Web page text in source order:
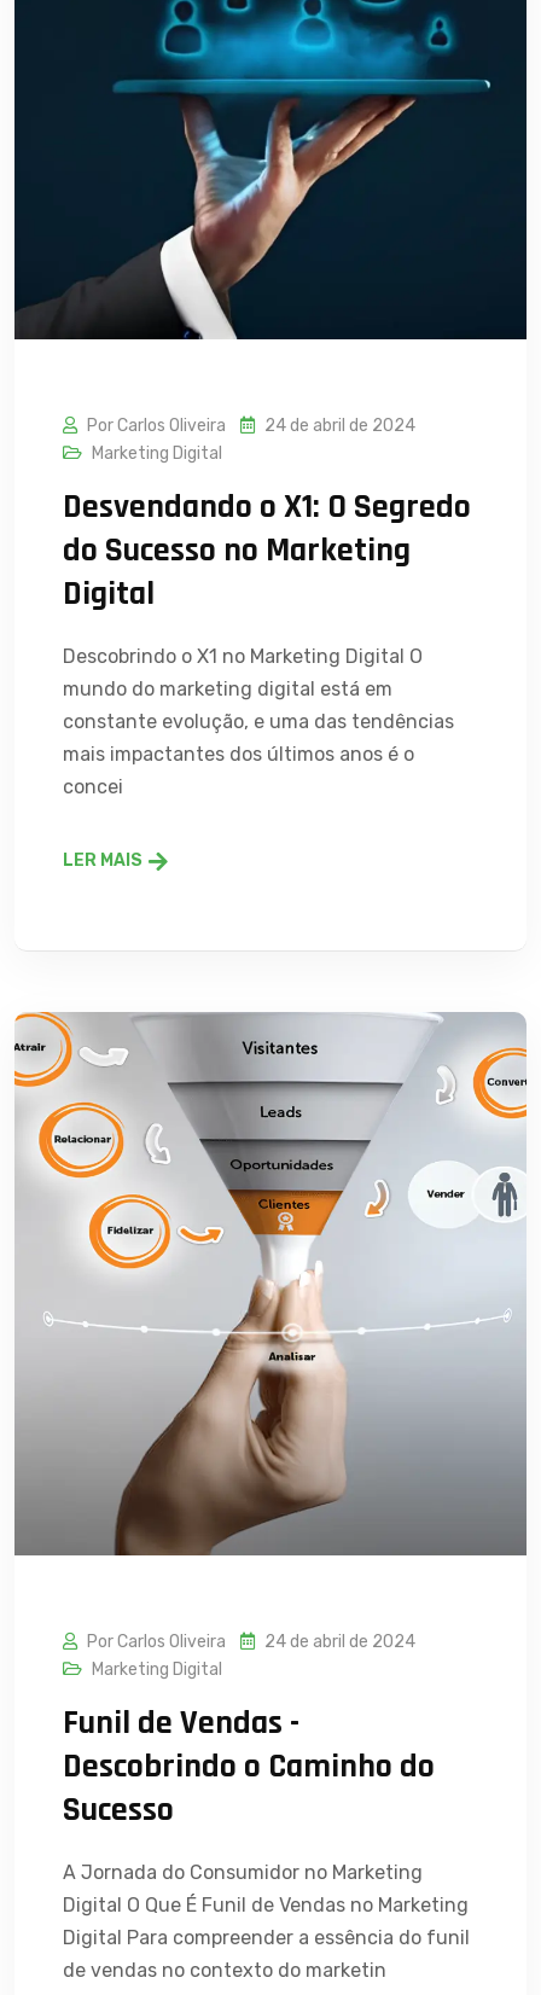
Por Carlos Oliveira
24 de abril de 2024
Marketing Digital
Desvendando o X1: O Segredo
do Sucesso no Marketing
Digital
Descobrindo o X1 no Marketing Digital O
mundo do marketing digital está em
constante evolução, e uma das tendências
mais impactantes dos últimos anos é o
concei
LER MAIS
Por Carlos Oliveira
24 de abril de 2024
Marketing Digital
Funil de Vendas -
Descobrindo o Caminho do
Sucesso
A Jornada do Consumidor no Marketing
Digital O Que É Funil de Vendas no Marketing
Digital Para compreender a essência do funil
de vendas no contexto do marketin